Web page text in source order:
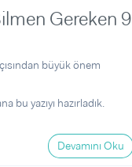
Gereken 9
büyük önem
bu yazıyı hazırladık.
Devamını Oku